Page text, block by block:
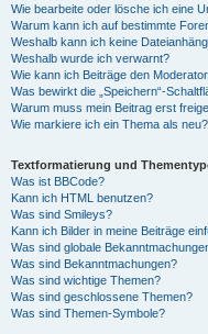
Wie bearbeite oder lösche ich eine
Warum kann ich auf bestimmte
Weshalb kann ich keine
Weshalb wurde ich verwarnt?
Wie kann ich Beiträge den
Was bewirkt die „Speichern“-
Warum muss mein Beitrag erst
Wie markiere ich ein Thema als neu?
Textformatierung und
Was ist BBCode?
Kann ich HTML benutzen?
Was sind Smileys?
Kann ich Bilder in meine Beiträge
Was sind globale
Was sind Bekanntmachungen?
Was sind wichtige Themen?
Was sind geschlossene Themen?
Was sind Themen-Symbole?